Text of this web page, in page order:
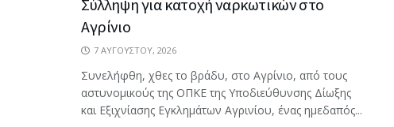
Σύλληψη για κατοχή ναρκωτικών στο
Αγρίνιο
7 ΑΥΓΟΎΣΤΟΥ, 2026
Συνελήφθη, χθες το βράδυ, στο Αγρίνιο, από τους
αστυνομικούς της ΟΠΚΕ της Υποδιεύθυνσης Δίωξης
και Εξιχνίασης Εγκλημάτων Αγρινίου, ένας ημεδαπός...